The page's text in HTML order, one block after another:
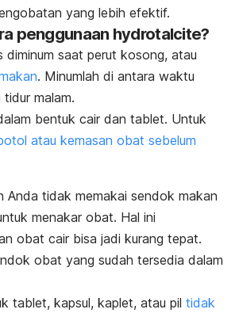
yang lebih efektif.
penggunaan hydrotalcite?
diminum saat perut kosong, atau
. Minumlah di antara waktu
malam.
bentuk cair dan tablet. Untuk
atau kemasan obat sebelum
Anda tidak memakai sendok makan
menakar obat. Hal ini
obat cair bisa jadi kurang tepat.
obat yang sudah tersedia dalam
tablet, kapsul, kaplet, atau pil tidak